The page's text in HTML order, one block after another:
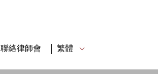
聯絡律師會 繁體